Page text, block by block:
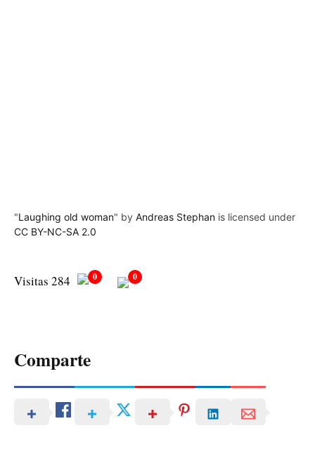
"Laughing old woman" by Andreas Stephan is licensed under
CC BY-NC-SA 2.0
Visitas 284 0 0
Comparte